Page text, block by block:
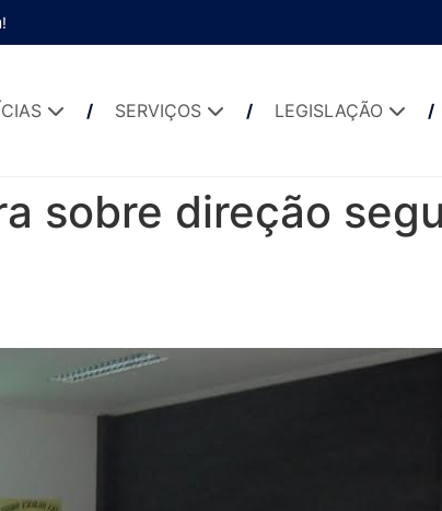
SERVIÇOS LEGISLAÇÃO
sobre direção